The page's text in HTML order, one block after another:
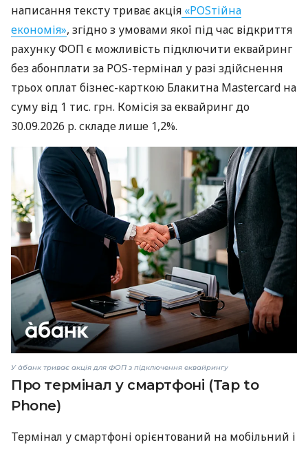
написання тексту триває акція «POSтійна
економія», згідно з умовами якої під час відкриття
рахунку ФОП є можливість підключити еквайринг
без абонплати за POS-термінал у разі здійснення
трьох оплат бізнес-карткою Блакитна Mastercard на
суму від 1 тис. грн. Комісія за еквайринг до
30.09.2026 р. складе лише 1,2%.
У àбанк триває акція для ФОП з підключення еквайрингу
Про термінал у смартфоні (Tap to
Phone)
Термінал у смартфоні орієнтований на мобільний і